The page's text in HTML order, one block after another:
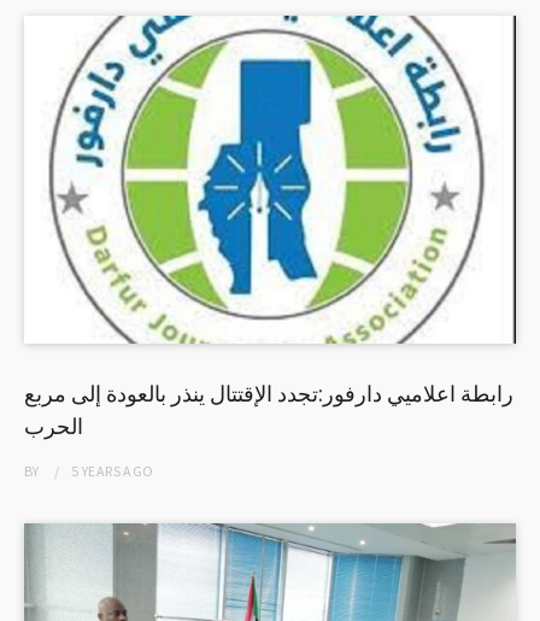
رابطة اعلاميي دارفور:تجدد الإقتتال ينذر بالعودة إلى مربع
الحرب
BY 5 YEARSAGO